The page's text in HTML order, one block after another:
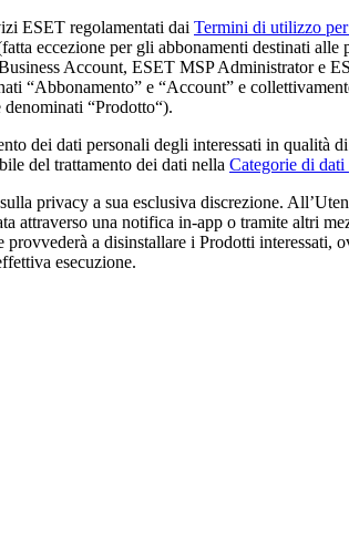
ESET regolamentati dai Termini di utilizzo
eccezione per gli abbonamenti destinati
Account, ESET MSP Administrator e
“Abbonamento” e “Account” e
denominati “Prodotto“).
dei dati personali degli interessati in qualità
del trattamento dei dati nella Categorie di dati
privacy a sua esclusiva discrezione.
attraverso una notifica in-app o tramite altri
a disinstallare i Prodotti
esecuzione.